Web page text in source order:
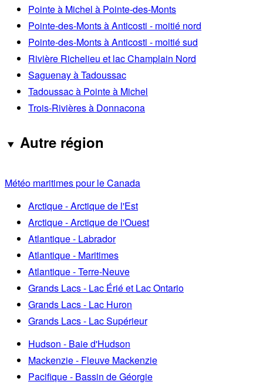
Pointe à Michel à Pointe-des-Monts
Pointe-des-Monts à Anticosti - moitié nord
Pointe-des-Monts à Anticosti - moitié sud
Rivière Richelieu et lac Champlain Nord
Saguenay à Tadoussac
Tadoussac à Pointe à Michel
Trois-Rivières à Donnacona
Autre région
Météo maritimes pour le Canada
Arctique - Arctique de l'Est
Arctique - Arctique de l'Ouest
Atlantique - Labrador
Atlantique - Maritimes
Atlantique - Terre-Neuve
Grands Lacs - Lac Érié et Lac Ontario
Grands Lacs - Lac Huron
Grands Lacs - Lac Supérieur
Hudson - Baie d'Hudson
Mackenzie - Fleuve Mackenzie
Pacifique - Bassin de Géorgie